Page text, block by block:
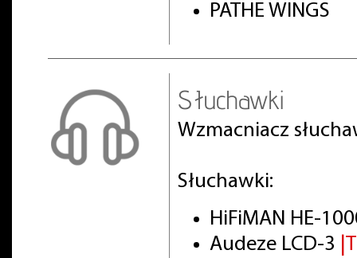
PATHE WINGS
Słuchawki
Wzmacniacz
Słuchawki:
HiFiMAN HE-
Audeze LCD-3